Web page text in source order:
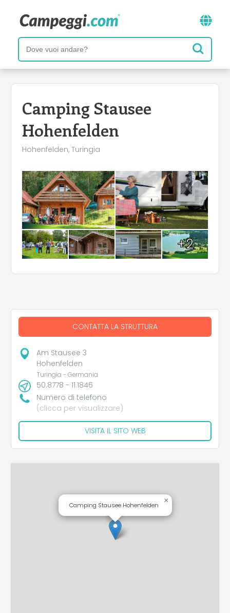
Camping Stausee
Hohenfelden
Hohenfelden, Turingia
+2
CONTATTA LA STRUTTURA
Am Stausee 3
Hohenfelden
Turingia - Germania
50.8778 - 11.1846
Numero di telefono
(clicca per visualizzare)
VISITA IL SITO WEB
Camping Stausee Hohenfelden
×